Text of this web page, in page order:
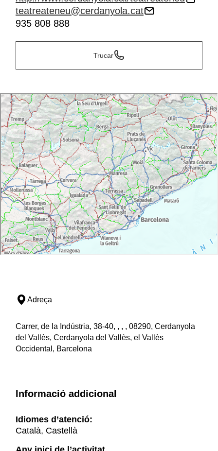
teatreateneu@cerdanyola.cat
935 808 888
Trucar
Adreça
Carrer, de la Indústria, 38-40, , , , 08290, Cerdanyola
del Vallès, Cerdanyola del Vallès, el Vallès
Occidental, Barcelona
Informació addicional
Idiomes d’atenció:
Català, Castellà